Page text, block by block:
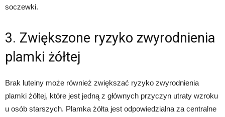
soczewki.
3. Zwiększone ryzyko zwyrodnienia
plamki żółtej
Brak luteiny może również zwiększać ryzyko zwyrodnienia
plamki żółtej, które jest jedną z głównych przyczyn utraty wzroku
u osób starszych. Plamka żółta jest odpowiedzialna za centralne